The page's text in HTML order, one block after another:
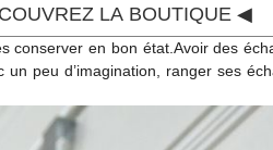
LA BOUTIQUE ◀
conserver en bon état.Avoir des
peu d’imagination, ranger ses